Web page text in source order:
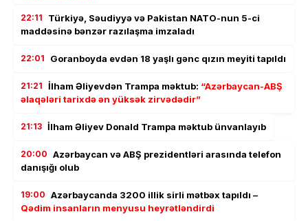
22:11
Türkiyə, Səudiyyə və Pakistan NATO-nun 5-ci
maddəsinə bənzər razılaşma imzaladı
22:01 Goranboyda evdən 18 yaşlı gənc qızın meyiti tapıldı
21:21 İlham Əliyevdən Trampa məktub: “Azərbaycan-ABŞ
əlaqələri tarixdə ən yüksək zirvədədir”
21:13 İlham Əliyev Donald Trampa məktub ünvanlayıb
20:00 Azərbaycan və ABŞ prezidentləri arasında telefon
danışığı olub
19:00 Azərbaycanda 3200 illik sirli mətbəx tapıldı –
Qədim insanların menyusu heyrətləndirdi